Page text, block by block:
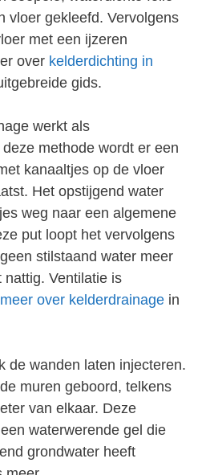
vloer gekleefd. Vervolgens
met een ijzeren
over kelderdichting in
gids.
werkt als
methode wordt er een
kanaaltjes op de vloer
Het opstijgend water
weg naar een algemene
put loopt het vervolgens
stilstaand water meer
nattig. Ventilatie is
meer over kelderdrainage in
de wanden laten injecteren.
muren geboord, telkens
van elkaar. Deze
waterwerende gel die
grondwater heeft